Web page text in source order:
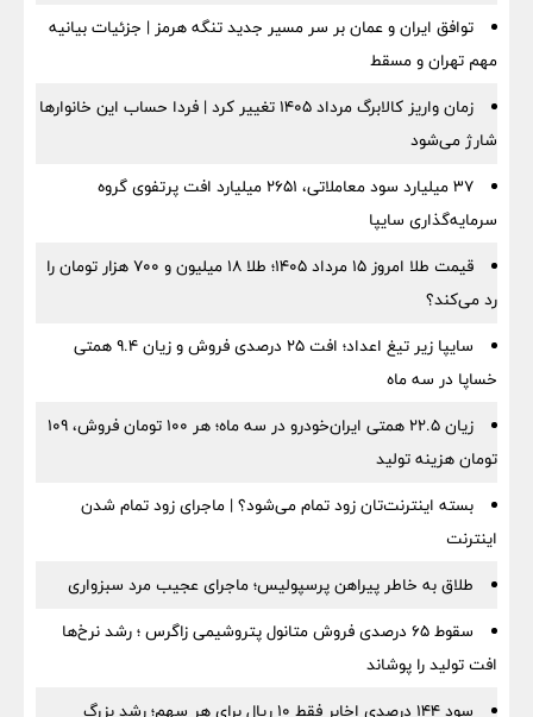
توافق ایران و عمان بر سر مسیر جدید تنگه هرمز | جزئیات بیانیه
مهم تهران و مسقط
زمان واریز کالابرگ مرداد ۱۴۰۵ تغییر کرد | فردا حساب این خانوارها
شارژ می‌شود
۳۷ میلیارد سود معاملاتی، ۲۶۵۱ میلیارد افت پرتفوی گروه
سرمایه‌گذاری سایپا
قیمت طلا امروز ۱۵ مرداد ۱۴۰۵؛ طلا ۱۸ میلیون و ۷۰۰ هزار تومان را
رد می‌کند؟
سایپا زیر تیغ اعداد؛ افت ۲۵ درصدی فروش و زیان ۹.۴ همتی
خساپا در سه ماه
زیان ۲۲.۵ همتی ایران‌خودرو در سه ماه؛ هر ۱۰۰ تومان فروش، ۱۰۹
تومان هزینه تولید
بسته اینترنت‌تان زود تمام می‌شود؟ | ماجرای زود تمام شدن
اینترنت
طلاق به خاطر پیراهن پرسپولیس؛ ماجرای عجیب مرد سبزواری
سقوط ۶۵ درصدی فروش متانول پتروشیمی زاگرس ؛ رشد نرخ‌ها
افت تولید را پوشاند